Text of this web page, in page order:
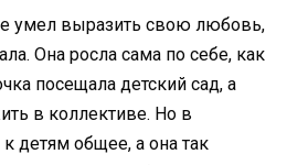
умел выразить свою любовь,
Она росла сама по себе, как
посещала детский сад, а
в коллективе. Но в
детям общее, а она так